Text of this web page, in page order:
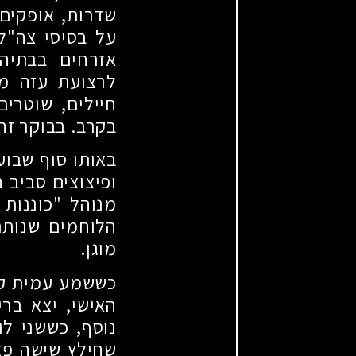
שדרות,
על בסיסי
אזרחים
לרצועת עזה
חיילים,
בקרב. בבוקר
ופיצוצים
מנוהל
הלוחמים
מוגן.
כששמע עמית
האישי, יצא
נוסף, כששני
שחילץ שישה